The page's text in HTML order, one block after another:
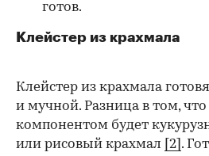
готов.
Клейстер из крахмала
Клейстер из крахмала
и мучной. Разница в том,
компонентом будет
или рисовый крахмал
[2] .